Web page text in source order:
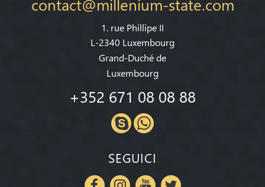
1. rue Phillipe II
L-2340 Luxembourg
Grand-Duché de
Luxembourg
+352 671 08 08 88
SEGUICI